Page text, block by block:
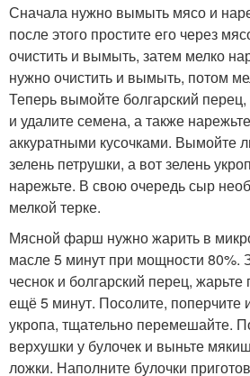
Сначала нужно вымыть мясо и
после этого простите его через
очистить и вымыть, затем мелко
нужно очистить и вымыть, потом
Теперь вымойте болгарский
и удалите семена, а также
аккуратными кусочками. Вымойте
зелень петрушки, а вот зелень
нарежьте. В свою очередь сыр
мелкой терке.
Мясной фарш нужно жарить в
масле 5 минут при мощности 80%.
чеснок и болгарский перец,
ещё 5 минут. Посолите, поперчите
укропа, тщательно перемешайте.
верхушки у булочек и выньте
ложки. Наполните булочки